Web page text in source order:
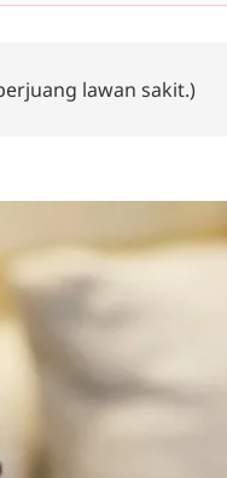
lawan sakit.)